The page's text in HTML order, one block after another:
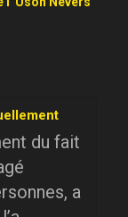
du fait
a